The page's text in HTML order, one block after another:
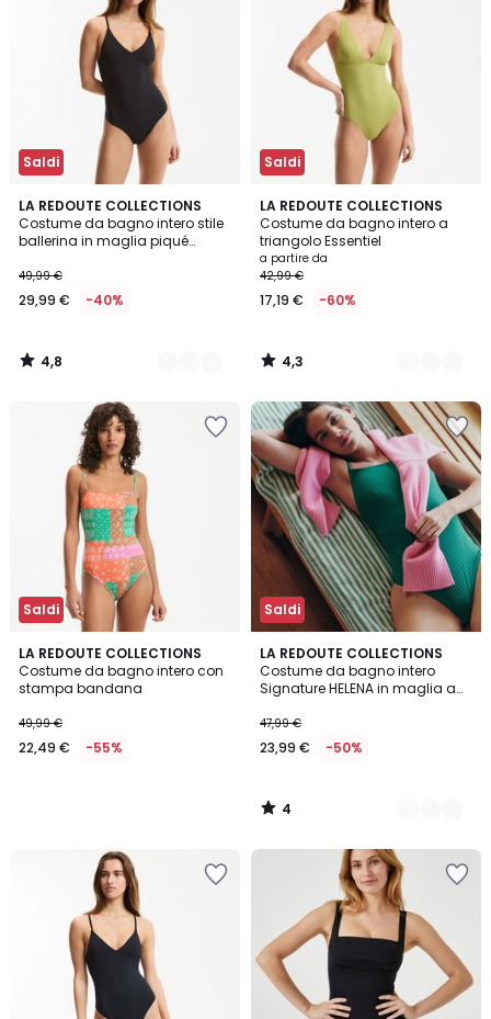
Saldi
LA REDOUTE COLLECTIONS
Costume da bagno intero stile
ballerina in maglia piqué
49,99 €
29,99 € -40%
4,8
/ 5
2
Colori
4,8
/
Saldi
LA REDOUTE COLLECTIONS
Costume da bagno intero a
triangolo Essentiel
a partire da
42,99 €
17,19 € -60%
4,3
/ 5
3
Colori
4,3
/
Saldi
LA REDOUTE COLLECTIONS
Costume da bagno intero con
stampa bandana
49,99 €
22,49 € -55%
Saldi
LA REDOUTE COLLECTIONS
Costume da bagno intero
Signature HELENA in maglia a
47,99 €
23,99 € -50%
4
/
5
2
Colori
4
/